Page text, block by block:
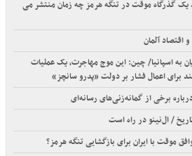
یک گذرگاه موقت در تنگه هرمز چه زمان منتشر می
اقتصاد آلمان
به اسپانیا/ چین: این موج مهاجرت، یک عملیات
برای اعمال فشار بر دولت «پدرو سانچز»
برخی از گمانه‌زنی‌های رسانه‌ای
/ ال‌نینو در راه است
موقت با ایران برای بازگشایی تنگه هرمز؟